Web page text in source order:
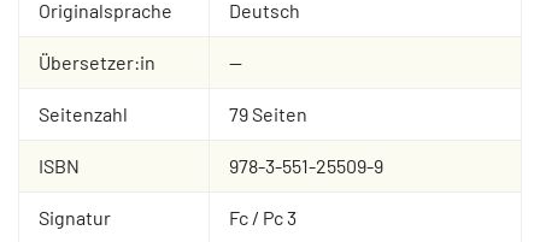
Originalsprache Deutsch
Übersetzer:in --
Seitenzahl 79 Seiten
ISBN 978-3-551-25509-9
Signatur Fc / Pc 3